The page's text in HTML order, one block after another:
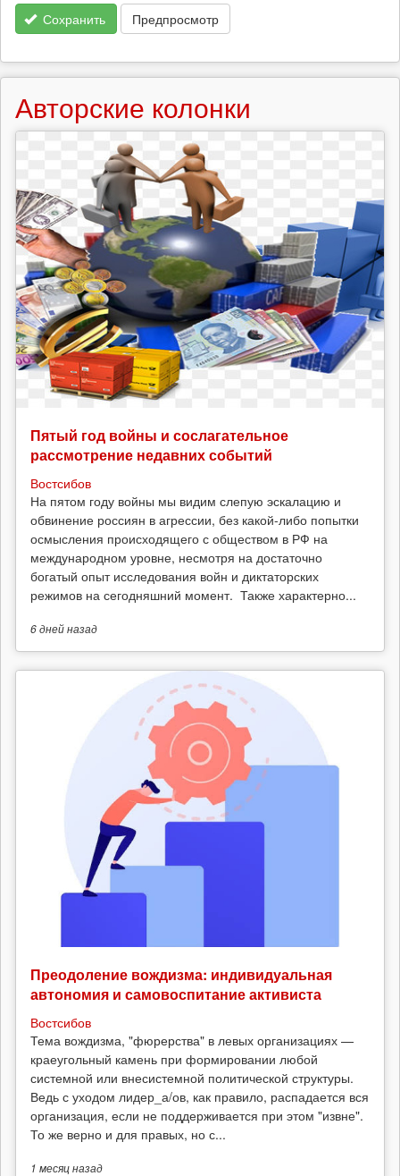
Сохранить Предпросмотр
Авторские колонки
Пятый год войны и сослагательное
рассмотрение недавних событий
Востсибов
На пятом году войны мы видим слепую эскалацию и
обвинение россиян в агрессии, без какой-либо попытки
осмысления происходящего с обществом в РФ на
международном уровне, несмотря на достаточно
богатый опыт исследования войн и диктаторских
режимов на сегодняшний момент. Также характерно...
6 днейназад
Преодоление вождизма: индивидуальная
автономия и самовоспитание активиста
Востсибов
Тема вождизма, "фюрерства" в левых организациях —
краеугольный камень при формировании любой
системной или внесистемной политической структуры.
Ведь с уходом лидер_а/ов, как правило, распадается вся
организация, если не поддерживается при этом "извне".
То же верно и для правых, но с...
1 месяцназад